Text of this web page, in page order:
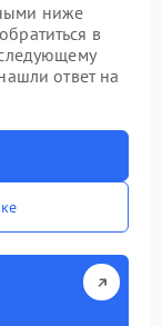
ниже
в
ответ на